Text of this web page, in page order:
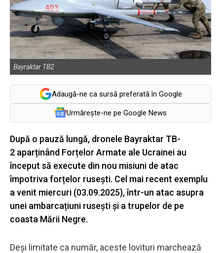
Bayraktar TB2
Adaugă-ne ca sursă preferată în Google
Urmărește-ne pe Google News
După o pauză lungă, dronele Bayraktar TB-
2 aparținând Forțelor Armate ale Ucrainei au
început să execute din nou misiuni de atac
împotriva forțelor rusești. Cel mai recent exemplu
a venit miercuri (03.09.2025), într-un atac asupra
unei ambarcațiuni rusești și a trupelor de pe
coasta Mării Negre.
Deși limitate ca număr, aceste lovituri marchează